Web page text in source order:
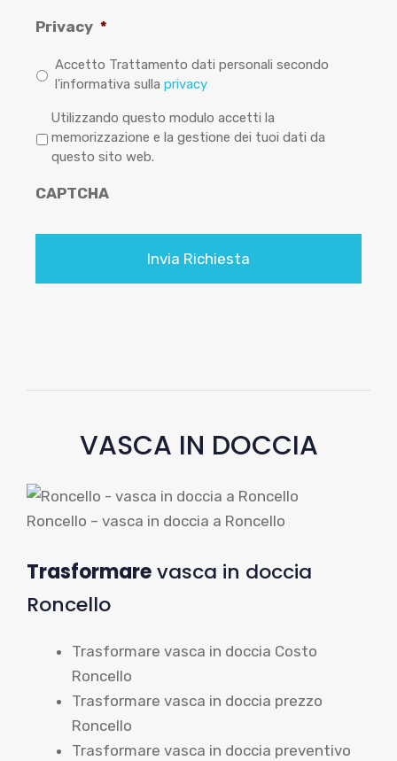
Privacy *
Accetto Trattamento dati personali secondo
l'informativa sulla privacy
r
a
y
Utilizzando questo modulo accetti la
memorizzazione e la gestione dei tuoi dati da
questo sito web.
CAPTCHA
VASCA IN DOCCIA
Roncello – vasca in doccia a Roncello
Trasformarevasca in doccia
Roncello
Trasformare vasca in doccia Costo
Roncello
Trasformare vasca in doccia prezzo
Roncello
Trasformare vasca in doccia preventivo